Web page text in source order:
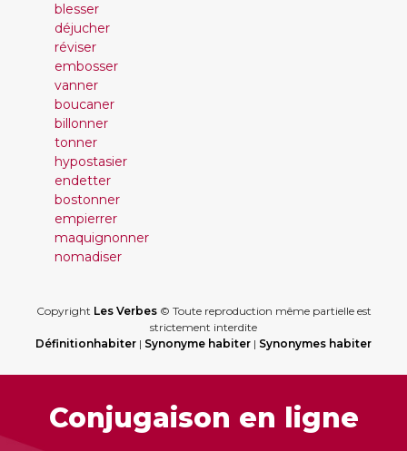
blesser
déjucher
réviser
embosser
vanner
boucaner
billonner
tonner
hypostasier
endetter
bostonner
empierrer
maquignonner
nomadiser
Copyright Les Verbes© Toute reproduction même partielle est
strictement interdite
Définitionhabiter | Synonyme habiter | Synonymes habiter
Conjugaison en ligne